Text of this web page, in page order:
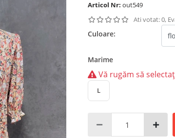
Articol Nr: out549
Ati votat: 0,
Culoare:
Marime
Vă rugăm să
L